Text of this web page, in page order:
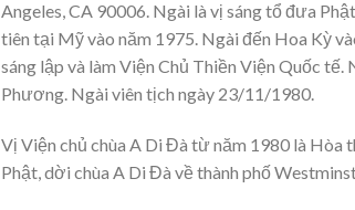
Angeles, CA 90006. Ngài là vị sáng tổ đưa
tiên tại Mỹ vào năm 1975. Ngài đến Hoa Kỳ
sáng lập và làm Viện Chủ Thiền Viện Quốc
Phương. Ngài viên tịch ngày 23/11/1980.
Vị Viện chủ chùa A Di Đà từ năm 1980 là
Phật, dời chùa A Di Đà về thành phố